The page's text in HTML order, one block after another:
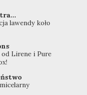
lawendy koło
Lirene i Pure